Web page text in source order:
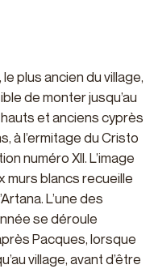
plus ancien du village,
de monter jusqu’au
et anciens cyprès
à l’ermitage du Cristo
numéro XII. L’image
murs blancs recueille
L’une des
se déroule
Pacques, lorsque
village, avant d’être